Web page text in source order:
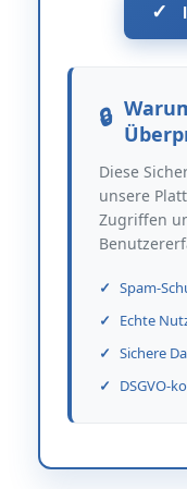
✓
Diese
unsere
Zugriffen
Spam-
Echte
Sichere
DSGVO-